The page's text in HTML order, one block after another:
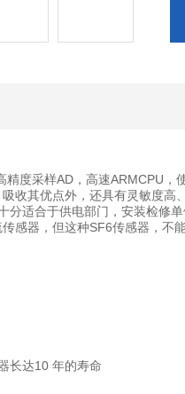
度采样AD，高速ARMCPU
收其优点外，还具有灵敏度
适合于供电部门，安装检修单
感器，但这种SF6传感器，
长达10 年的寿命